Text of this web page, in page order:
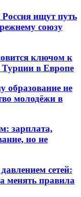
ищут путь
союзу
ключом к
Турции в Европе
образование не
молодёжи в
зарплата,
но не
сетей:
менять правила